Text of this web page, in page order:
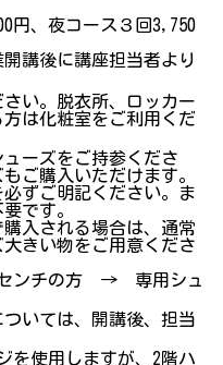
円、夜コース３回3,750
講後に講座担当者より
い。脱衣所、ロッカー
は化粧室をご利用くだ
ーズをご持参くださ
ご購入いただけます。
ずご明記ください。ま
です。
入される場合は、通常
きい物をご用意くださ
ンチの方 → 専用シュ
いては、開講後、担当
を使用しますが、2階ハ